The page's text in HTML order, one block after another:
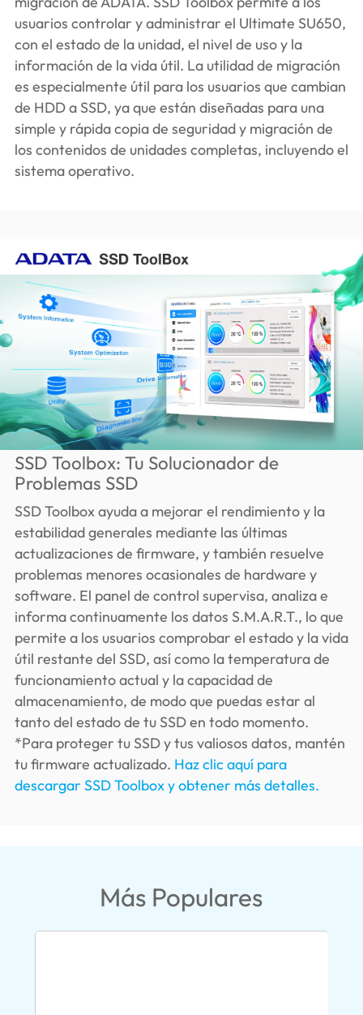
usuarios controlar y administrar el Ultimate SU650,
con el estado de la unidad, el nivel de uso y la
información de la vida útil. La utilidad de migración
es especialmente útil para los usuarios que cambian
de HDD a SSD, ya que están diseñadas para una
simple y rápida copia de seguridad y migración de
los contenidos de unidades completas, incluyendo el
sistema operativo.
SSD Toolbox: Tu Solucionador de
Problemas SSD
SSD Toolbox ayuda a mejorar el rendimiento y la
estabilidad generales mediante las últimas
actualizaciones de firmware, y también resuelve
problemas menores ocasionales de hardware y
software. El panel de control supervisa, analiza e
informa continuamente los datos S.M.A.R.T., lo que
permite a los usuarios comprobar el estado y la vida
útil restante del SSD, así como la temperatura de
funcionamiento actual y la capacidad de
almacenamiento, de modo que puedas estar al
tanto del estado de tu SSD en todo momento.
*Para proteger tu SSD y tus valiosos datos, mantén
tu firmware actualizado. Haz clic aquí para
descargar SSD Toolbox y obtener más detalles.
Más Populares